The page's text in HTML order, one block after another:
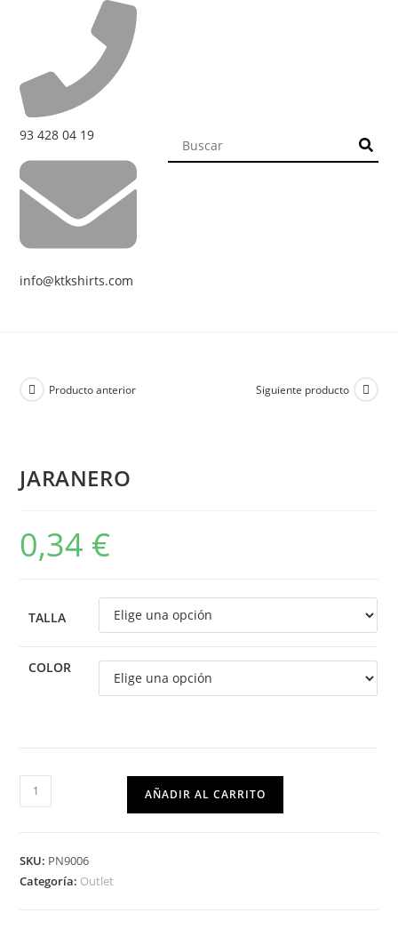
93 428 04 19
info@ktkshirts.com
Producto anterior Siguiente producto
JARANERO
0,34 €
TALLA
COLOR
AÑADIR AL CARRITO
SKU: PN9006
Categoría: Outlet